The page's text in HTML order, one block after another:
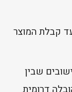
קבלת המוצר
שבין